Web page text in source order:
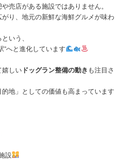
売店がある施設ではありません。
り、地元の新鮮な海鮮グルメが味わ
いう、
”へと進化しています
嬉しい ドッグラン整備の動き も注目さ
地」としての価値も高まっています
設